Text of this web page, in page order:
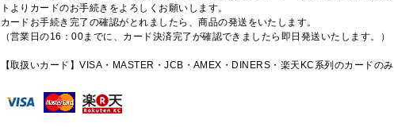
トよりカードのお手続きをよろしくお願いします。
カードお手続き完了の確認がとれましたら、商品の発送をいたします。
（営業日の16：00までに、カード決済完了が確認できましたら即日発送いたします。）
【取扱いカード】VISA・MASTER・JCB・AMEX・DINERS・楽天KC系列のカードのみ